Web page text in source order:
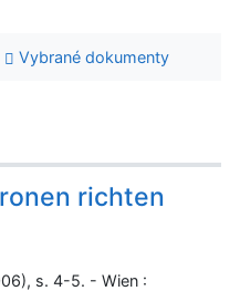
Vybrané dokumenty
richten
s. 4-5. - Wien :